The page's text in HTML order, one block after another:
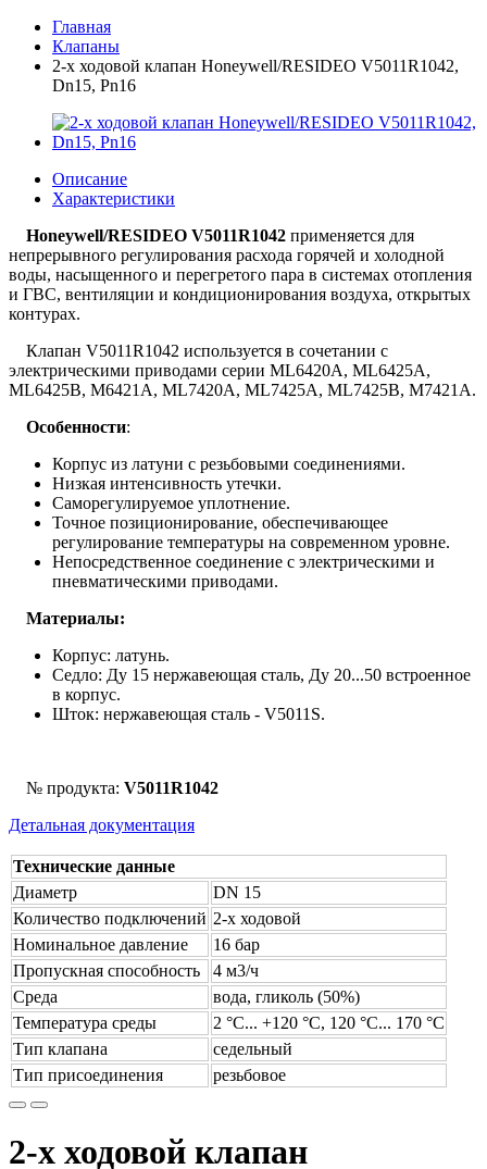
Главная
Клапаны
2-х ходовой клапан Honeywell/RESIDEO V5011R1042,
Dn15, Pn16
Описание
Характеристики
Honeywell/RESIDEO V5011R1042 применяется для
непрерывного регулирования расхода горячей и холодной
воды, насыщенного и перегретого пара в системах отопления
и ГВС, вентиляции и кондиционирования воздуха, открытых
контурах.
Клапан V5011R1042 используется в сочетании с
электрическими приводами серии ML6420A, ML6425A,
ML6425B, M6421A, ML7420A, ML7425A, ML7425B, M7421A.
Особенности:
Корпус из латуни с резьбовыми соединениями.
Низкая интенсивность утечки.
Саморегулируемое уплотнение.
Точное позиционирование, обеспечивающее
регулирование температуры на современном уровне.
Непосредственное соединение с электрическими и
пневматическими приводами.
Материалы:
Корпус: латунь.
Седло: Ду 15 нержавеющая сталь, Ду 20...50 встроенное
в корпус.
Шток: нержавеющая сталь - V5011S.
№ продукта: V5011R1042
Детальная документация
Технические данные
Диаметр
DN 15
Количество подключений 2-х ходовой
Номинальное давление
16 бар
Пропускная способность
4 м3/ч
Среда
вода, гликоль (50%)
Температура среды
2 °С... +120 °С, 120 °C... 170 °C
Тип клапана
седельный
Тип присоединения
резьбовое
2-х ходовой клапан